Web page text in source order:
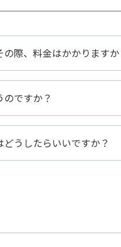
際、料金はかかりますか
ですか？
うしたらいいですか？